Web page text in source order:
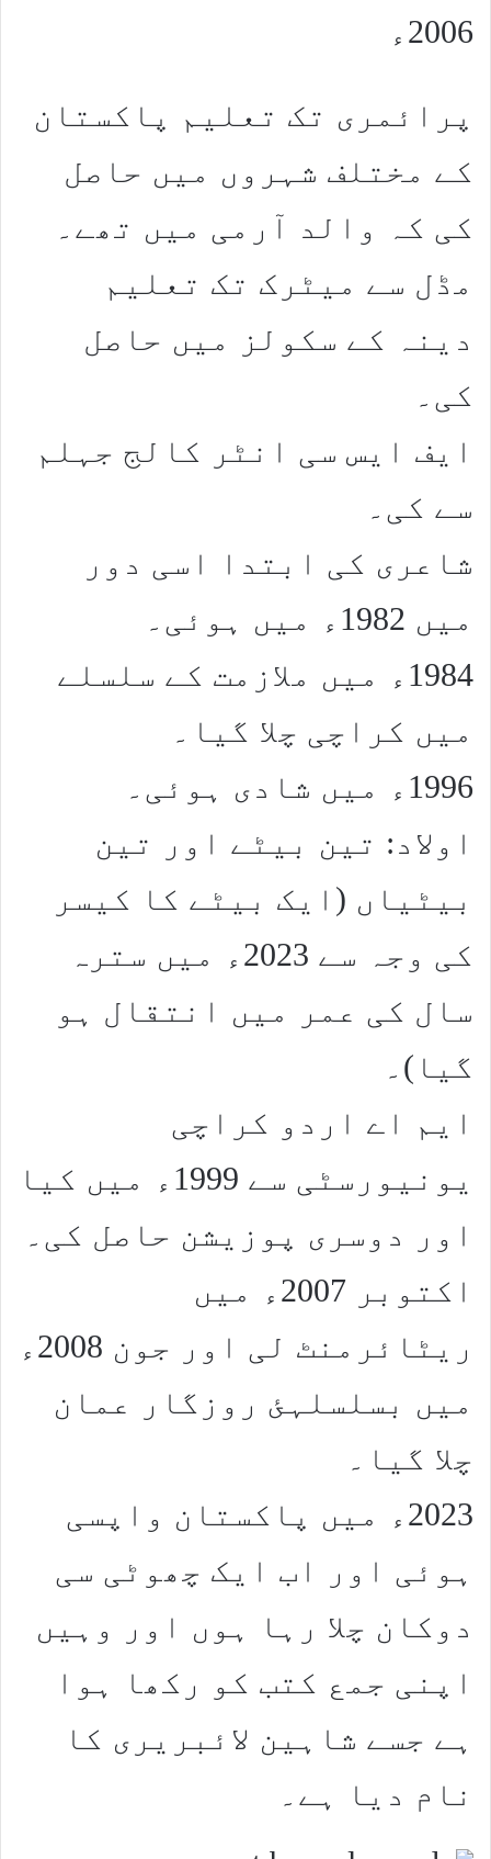
2006ء
پرائمری تک تعلیم پاکستان
کے مختلف شہروں میں حاصل
کی کہ والد آرمی میں تھے۔
مڈل سے میٹرک تک تعلیم
دینہ کے سکولز میں حاصل
کی۔
ایف ایس سی انٹر کالج جہلم
سے کی۔
شاعری کی ابتدا اسی دور
میں 1982ء میں ہوئی۔
1984ء میں ملازمت کے سلسلے
میں کراچی چلا گیا۔
1996ء میں شادی ہوئی۔
اولاد: تین بیٹے اور تین
بیٹیاں (ایک بیٹے کا کیسر
کی وجہ سے 2023ء میں سترہ
سال کی عمر میں انتقال ہو
گیا)۔
ایم اے اردو کراچی
یونیورسٹی سے 1999ء میں کیا
اور دوسری پوزیشن حاصل کی۔
اکتوبر 2007ء میں
ریٹائرمنٹ لی اور جون 2008ء
میں بسلسلہئ روزگار عمان
چلا گیا۔
2023ء میں پاکستان واپسی
ہوئی اور اب ایک چھوٹی سی
دوکان چلا رہا ہوں اور وہیں
اپنی جمع کتب کو رکھا ہوا
ہے جسے شاہین لائبریری کا
نام دیا ہے۔